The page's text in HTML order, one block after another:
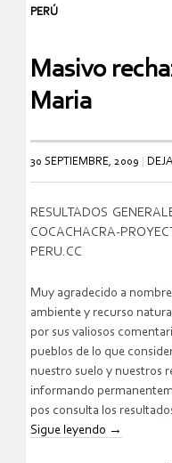
PERÚ
Masivo
Maria
30 SEPTIEMBRE, 2009
RESULTADOS
COCACHACRA-
PERU.CC
Muy agradecido a
ambiente y recurso
por sus valiosos
pueblos de lo que
nuestro suelo y nuestros
informando
pos consulta los
Sigue leyendo →